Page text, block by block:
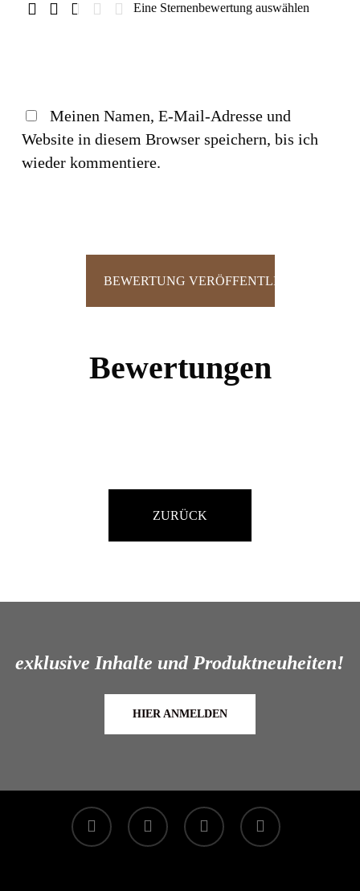
Eine Sternenbewertung auswählen
Meinen Namen, E-Mail-Adresse und
Website in diesem Browser speichern, bis ich
wieder kommentiere.
Bewertungen
ZURÜCK
exklusive Inhalte und Produktneuheiten!
HIER ANMELDEN
facebook linkedin youtube instagram